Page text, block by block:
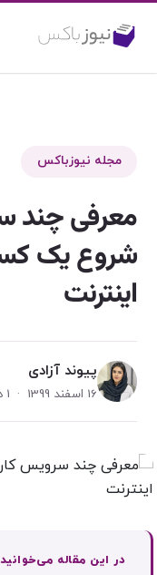
مجله نیوزباکس
معرفی چند
شروع یک
اینترنت
پیوند آزادی
16 اسفند 1399 · 1 دقیقه مطالعه
در این مقاله می‌خوانید